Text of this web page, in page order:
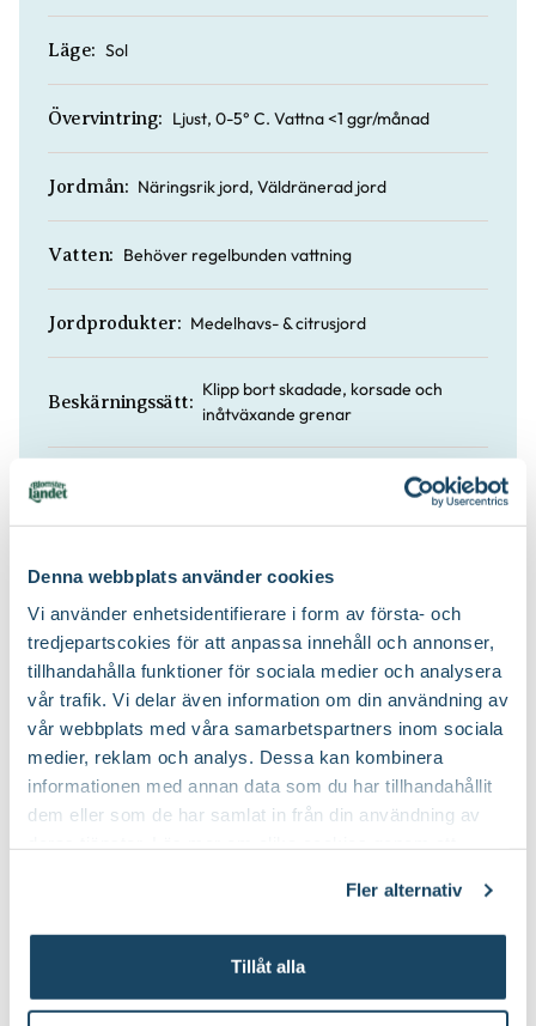
Denna webbplats använder cookies
Vi använder enhetsidentifierare i form av första- och
tredjepartscokies för att anpassa innehåll och annonser,
tillhandahålla funktioner för sociala medier och analysera
vår trafik. Vi delar även information om din användning av
vår webbplats med våra samarbetspartners inom sociala
medier, reklam och analys. Dessa kan kombinera
informationen med annan data som du har tillhandahållit
dem eller som de har samlat in från din användning av
Fler alternativ
Tillåt alla
Läge: Sol
Övervintring: Ljust, 0-5° C. Vattna <1 ggr/månad
Jordmån: Näringsrik jord, Väldränerad jord
Vatten: Behöver regelbunden vattning
Jordprodukter: Medelhavs- & citrusjord
Beskärningssätt:
Klipp bort skadade, korsade och
inåtväxande grenar
Beskärningstid: Juli-september (JAS-perioden)
Fruktförvaring: Kan förvaras en kortare tid
Köp till för ett lyckat resultat